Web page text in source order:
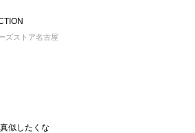
ズストア名古屋
似したくな